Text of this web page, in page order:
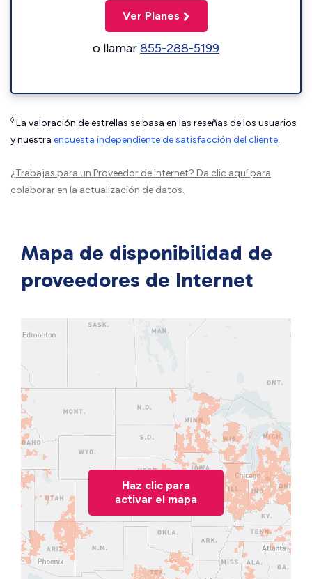
Ver Planes
o llamar855-288-5199
◊ La valoración de estrellas se basa en las reseñas de los usuarios
y nuestra encuesta independiente de satisfacción del cliente.
¿Trabajas para un Proveedor de Internet? Da clic aquípara
colaborar en la actualización de datos.
Mapa de disponibilidad de
proveedores de Internet
Haz clic para
activar el mapa